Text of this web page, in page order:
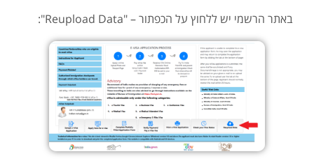
באתר הרשמי יש ללחוץ על הכפתור – "Reupload Data":